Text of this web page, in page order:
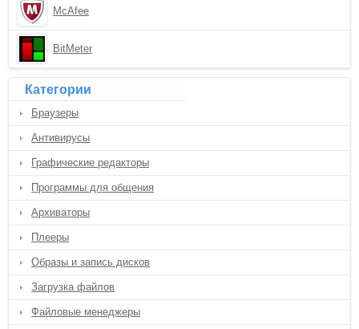
McAfee
BitMeter
Категории
Браузеры
Антивирусы
Графические редакторы
Программы для общения
Архиваторы
Плееры
Образы и запись дисков
Загрузка файлов
Файловые менеджеры